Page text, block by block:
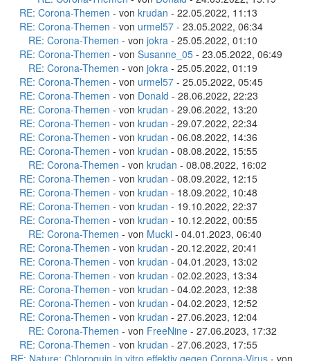
RE: Corona-Themen - von krudan - 22.05.2022, 11:13
RE: Corona-Themen - von urmel57 - 23.05.2022, 06:34
RE: Corona-Themen - von jokra - 25.05.2022, 01:10
RE: Corona-Themen - von Susanne_05 - 23.05.2022, 06:49
RE: Corona-Themen - von jokra - 25.05.2022, 01:19
RE: Corona-Themen - von urmel57 - 25.05.2022, 05:45
RE: Corona-Themen - von Donald - 28.06.2022, 22:23
RE: Corona-Themen - von krudan - 29.06.2022, 13:20
RE: Corona-Themen - von krudan - 29.07.2022, 22:34
RE: Corona-Themen - von krudan - 06.08.2022, 14:36
RE: Corona-Themen - von krudan - 08.08.2022, 15:55
RE: Corona-Themen - von krudan - 08.08.2022, 16:02
RE: Corona-Themen - von krudan - 08.09.2022, 12:15
RE: Corona-Themen - von krudan - 18.09.2022, 10:48
RE: Corona-Themen - von krudan - 19.10.2022, 22:37
RE: Corona-Themen - von krudan - 10.12.2022, 00:55
RE: Corona-Themen - von Mucki - 04.01.2023, 06:40
RE: Corona-Themen - von krudan - 20.12.2022, 20:41
RE: Corona-Themen - von krudan - 04.01.2023, 13:02
RE: Corona-Themen - von krudan - 02.02.2023, 13:34
RE: Corona-Themen - von krudan - 04.02.2023, 12:38
RE: Corona-Themen - von krudan - 04.02.2023, 12:52
RE: Corona-Themen - von krudan - 27.06.2023, 12:04
RE: Corona-Themen - von FreeNine - 27.06.2023, 17:32
RE: Corona-Themen - von krudan - 27.06.2023, 17:55